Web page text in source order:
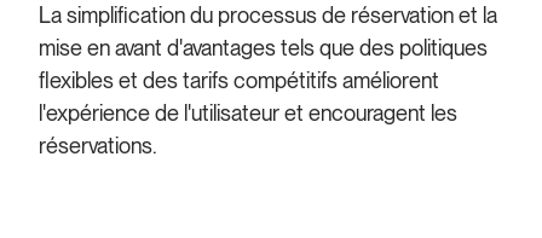
La simplification du processus de réservation et la
mise en avant d'avantages tels que des politiques
flexibles et des tarifs compétitifs améliorent
l'expérience de l'utilisateur et encouragent les
réservations.